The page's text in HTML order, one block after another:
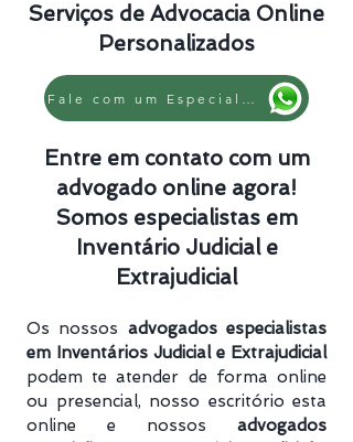
Serviços de Advocacia Online
Personalizados
Entre em contato com um
advogado online agora!
Somos especialistas em
Inventário Judicial e
Extrajudicial
Os nossos advogados especialistas
em Inventários Judicial e Extrajudicial
podem te atender de forma online
ou presencial, nosso escritório esta
online e nossos advogados